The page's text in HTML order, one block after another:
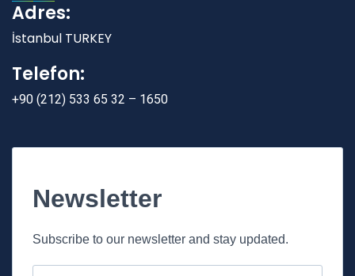
Adres:
İstanbul TURKEY
Telefon:
+90 (212) 533 65 32 – 1650
Newsletter
Subscribe to our newsletter and stay updated.